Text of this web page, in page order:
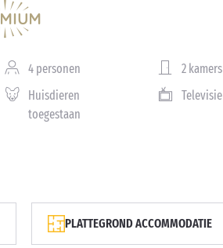
4 personen
2 kamers
Huisdieren
toegestaan
Televisie
PLATTEGROND ACCOMMODATIE